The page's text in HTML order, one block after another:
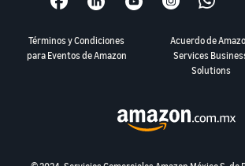
Términos y Condiciones
para Eventos de Amazon
Acuerdo de
Services
Solutions